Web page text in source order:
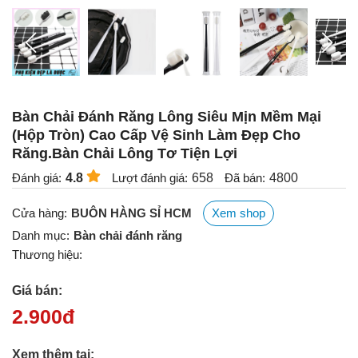
Bàn Chải Đánh Răng Lông Siêu Mịn Mềm Mại
(Hộp Tròn) Cao Cấp Vệ Sinh Làm Đẹp Cho
Răng.Bàn Chải Lông Tơ Tiện Lợi
Đánh giá: 4.8 Lượt đánh giá: 658 Đã bán: 4800
Cửa hàng: BUÔN HÀNG SỈ HCM
Xem shop
Danh mục: Bàn chải đánh răng
Thương hiệu:
Giá bán:
2.900đ
Xem thêm tại: